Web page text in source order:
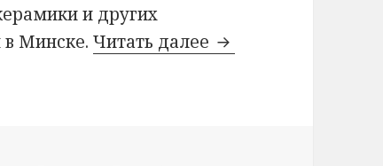
и других
в Минске.Читать далее Львов для львов